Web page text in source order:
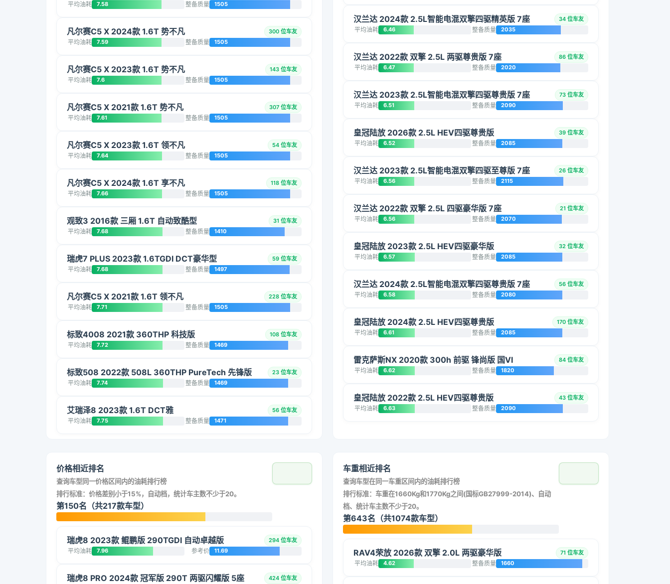
平均油耗 7.58 整备质量 1505
凡尔赛C5 X 2024款 1.6T 势不凡 300 位车友
平均油耗 7.59 整备质量 1505
凡尔赛C5 X 2023款 1.6T 势不凡 143 位车友
平均油耗 7.6 整备质量 1505
凡尔赛C5 X 2021款 1.6T 势不凡 307 位车友
平均油耗 7.61 整备质量 1505
凡尔赛C5 X 2023款 1.6T 领不凡 54 位车友
平均油耗 7.64 整备质量 1505
凡尔赛C5 X 2024款 1.6T 享不凡 118 位车友
平均油耗 7.66 整备质量 1505
观致3 2016款 三厢 1.6T 自动致酷型 31 位车友
平均油耗 7.68 整备质量 1410
瑞虎7 PLUS 2023款 1.6TGDI DCT豪华型 59 位车友
平均油耗 7.68 整备质量 1497
凡尔赛C5 X 2021款 1.6T 领不凡 228 位车友
平均油耗 7.71 整备质量 1505
标致4008 2021款 360THP 科技版 108 位车友
平均油耗 7.72 整备质量 1469
标致508 2022款 508L 360THP PureTech 先锋版 23 位车友
平均油耗 7.74 整备质量 1469
艾瑞泽8 2023款 1.6T DCT雅 56 位车友
平均油耗 7.75 整备质量 1471
汉兰达 2024款 2.5L智能电混双擎四驱精英版 7座 34 位车友
平均油耗 6.46 整备质量 2035
汉兰达 2022款 双擎 2.5L 两驱尊贵版 7座 86 位车友
平均油耗 6.47 整备质量 2020
汉兰达 2023款 2.5L智能电混双擎四驱尊贵版 7座 73 位车友
平均油耗 6.51 整备质量 2090
皇冠陆放 2026款 2.5L HEV四驱尊贵版 39 位车友
平均油耗 6.52 整备质量 2085
汉兰达 2023款 2.5L智能电混双擎四驱至尊版 7座 26 位车友
平均油耗 6.56 整备质量 2115
汉兰达 2022款 双擎 2.5L 四驱豪华版 7座 21 位车友
平均油耗 6.56 整备质量 2070
皇冠陆放 2023款 2.5L HEV四驱豪华版 32 位车友
平均油耗 6.57 整备质量 2085
汉兰达 2024款 2.5L智能电混双擎四驱尊贵版 7座 56 位车友
平均油耗 6.58 整备质量 2080
皇冠陆放 2024款 2.5L HEV四驱尊贵版 170 位车友
平均油耗 6.61 整备质量 2085
雷克萨斯NX 2020款 300h 前驱 锋尚版 国VI 84 位车友
平均油耗 6.62 整备质量 1820
皇冠陆放 2022款 2.5L HEV四驱尊贵版 43 位车友
平均油耗 6.63 整备质量 2090
价格相近排名
查询车型同一价格区间内的油耗排行榜
排行标准：价格差别小于15%，自动档，统计车主数不少于20。
第150名（共217款车型）
瑞虎8 2023款 鲲鹏版 290TGDI 自动卓越版 294 位车友
平均油耗 7.96 参考价 11.69
瑞虎8 PRO 2024款 冠军版 290T 两驱闪耀版 5座 424 位车友
车重相近排名
查询车型在同一车重区间内的油耗排行榜
排行标准：车重在1660Kg和1770Kg之间(国标GB27999-2014)、自动
档、统计车主数不少于20。
第643名（共1074款车型）
RAV4荣放 2026款 双擎 2.0L 两驱豪华版 71 位车友
平均油耗 4.62 整备质量 1660